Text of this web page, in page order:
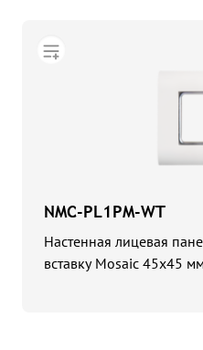
NMC-PL1PM-WT
Настенная лицевая
вставку Mosaic 45x45 мм